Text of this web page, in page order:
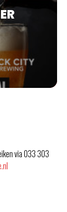
via 033 303